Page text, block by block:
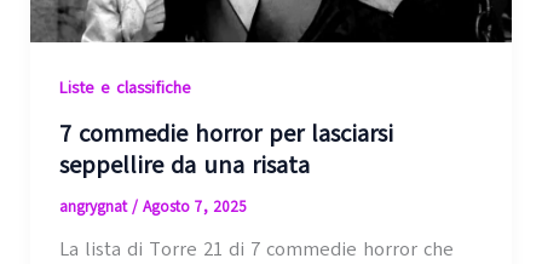
Liste e classifiche
7 commedie horror per lasciarsi
seppellire da una risata
angrygnat/ Agosto 7, 2025
La lista di Torre 21 di 7 commedie horror che